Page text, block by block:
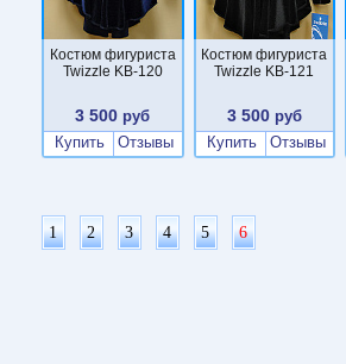
Костюм фигуриста
Twizzle KB-120
3 500 руб
Купить
Отзывы
Костюм фигуриста
Twizzle KB-121
3 500 руб
Купить
Отзывы
1 2 3 4 5 6